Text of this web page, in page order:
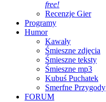
free!
Recenzje Gier
Programy
Humor
Kawały
Śmieszne zdjęcia
Śmieszne teksty
Śmieszne mp3
Kubuś Puchatek
Smerfne Przygody
FORUM